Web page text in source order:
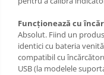
Funcționează cu
Absolut. Fiind un
identici cu bateria
compatibil cu
USB (la modelele